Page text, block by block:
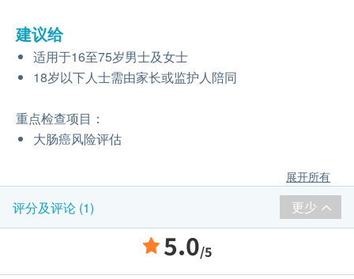
建议给
适用于16至75岁男士及女士
18岁以下人士需由家长或监护人陪同
重点检查项目：
大肠癌风险评估
展开所有
评分及评论 (1) 更少
5.0/5